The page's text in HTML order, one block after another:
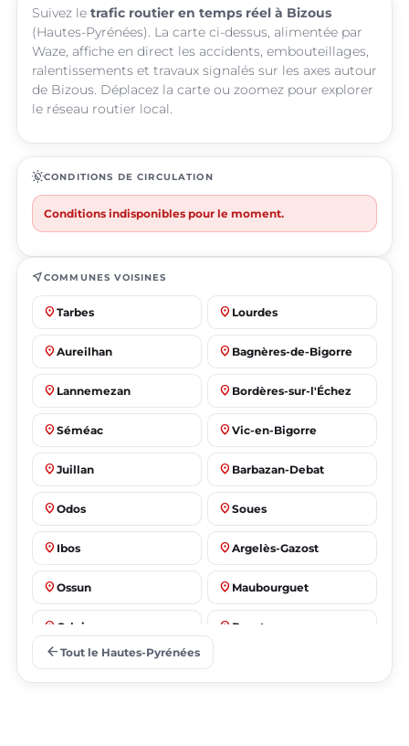
Suivez le trafic routier en temps réel à Bizous
(Hautes-Pyrénées). La carte ci-dessus, alimentée par
Waze, affiche en direct les accidents, embouteillages,
ralentissements et travaux signalés sur les axes autour
de Bizous. Déplacez la carte ou zoomez pour explorer
le réseau routier local.
routineCONDITIONS DE CIRCULATION
Conditions indisponibles pour le moment.
near_meCOMMUNES VOISINES
place Tarbes place Lourdes
place Aureilhan place Bagnères-de-Bigorre
place Lannemezan place Bordères-sur-l'Échez
place Séméac place Vic-en-Bigorre
place Juillan place Barbazan-Debat
place Odos place Soues
place Ibos place Argelès-Gazost
place Ossun place Maubourguet
place Orleix place Bazet
arrow_back Tout le Hautes-Pyrénées